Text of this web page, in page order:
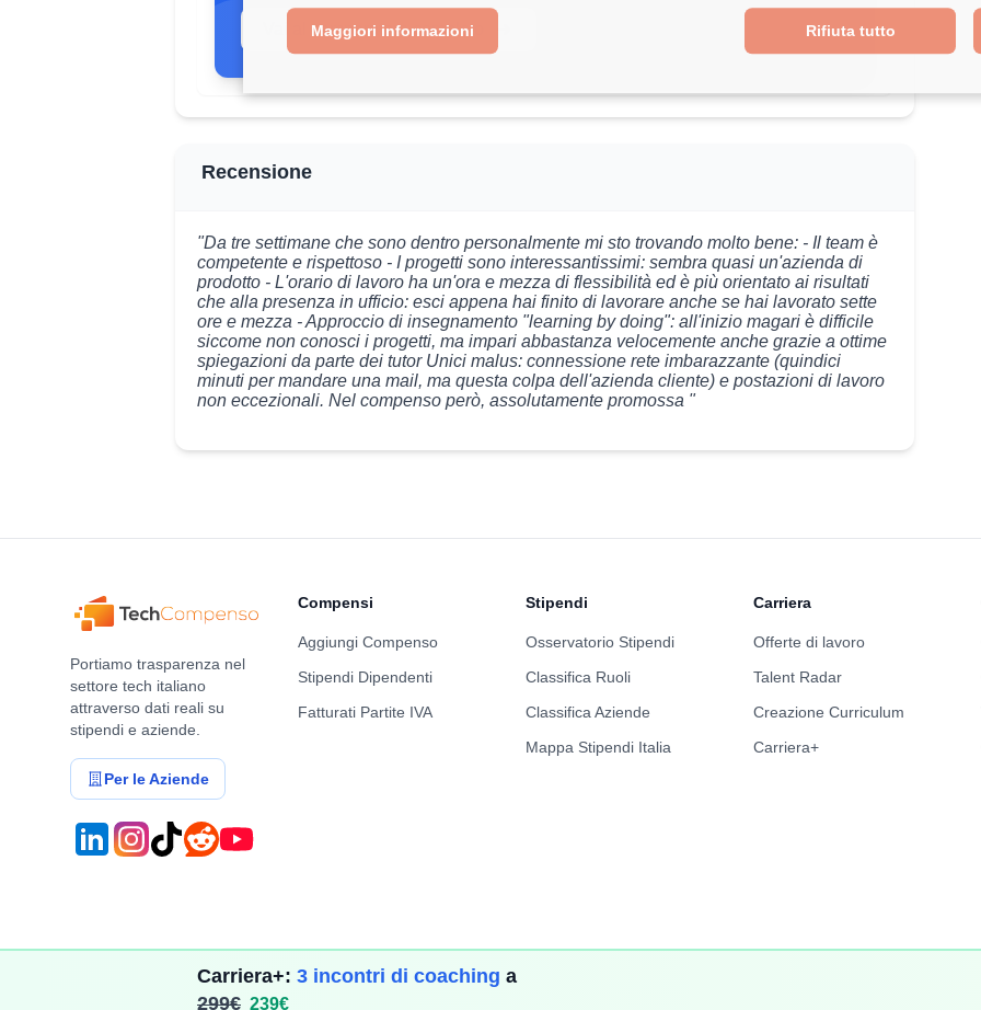
Rifiuta tutto
Maggiori informazioni
Vai al comparatore completo
Recensione
"Da tre settimane che sono dentro personalmente mi sto trovando molto bene: - Il team è
competente e rispettoso - I progetti sono interessantissimi: sembra quasi un'azienda di
prodotto - L'orario di lavoro ha un'ora e mezza di flessibilità ed è più orientato ai risultati
che alla presenza in ufficio: esci appena hai finito di lavorare anche se hai lavorato sette
ore e mezza - Approccio di insegnamento "learning by doing": all'inizio magari è difficile
siccome non conosci i progetti, ma impari abbastanza velocemente anche grazie a ottime
spiegazioni da parte dei tutor Unici malus: connessione rete imbarazzante (quindici
minuti per mandare una mail, ma questa colpa dell'azienda cliente) e postazioni di lavoro
non eccezionali. Nel compenso però, assolutamente promossa "
Carriera+: 3 incontri di coaching a
299€ 239€
Portiamo trasparenza nel
settore tech italiano
attraverso dati reali su
stipendi e aziende.
Per le Aziende
Compensi
Aggiungi Compenso
Stipendi Dipendenti
Fatturati Partite IVA
Stipendi
Osservatorio Stipendi
Classifica Ruoli
Classifica Aziende
Mappa Stipendi Italia
Carriera
Offerte di lavoro
Talent Radar
Creazione Curriculum
Carriera+